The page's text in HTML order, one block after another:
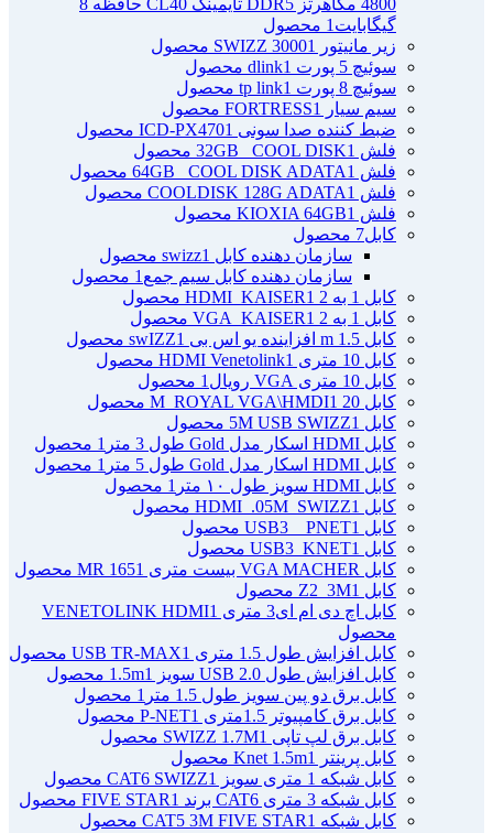
گیگابایت 1 محصول
زیر مانیتور SWIZZ 3000
1 محصول
سوئیچ 5 پورت dlink
1 محصول
سوئیچ 8 پورت tp link
1 محصول
سیم سیار FORTRESS
1 محصول
ضبط کننده صدا سونی ICD-PX470 1 محصول
فلش 32GB _COOL DISK 1 محصول
فلش 64GB _COOL DISK ADATA 1 محصول
فلش COOLDISK 128G ADATA 1 محصول
فلش KIOXIA 64GB 1 محصول
کابل7 محصول
سازمان دهنده کابل swizz 1 محصول
سازمان دهنده کابل سیم جمع 1 محصول
کابل 1 به 2 HDMI_KAISER
1 محصول
کابل 1 به 2 VGA_KAISER
1 محصول
کابل 1.5 m افزاینده یو اس بی swIZZ
1 محصول
کابل 10 متری HDMI Venetolink
1 محصول
کابل 10 متری VGA رویال
1 محصول
کابل 20 M_ROYAL VGA\HMDI
1 محصول
کابل 5M USB SWIZZ 1 محصول
کابل HDMI اسکار مدل Gold طول 3 متر
1 محصول
کابل HDMI اسکار مدل Gold طول 5 متر
1 محصول
کابل HDMI سویز طول ۱۰ متر
1 محصول
کابل HDMI_.05M_SWIZZ 1 محصول
کابل USB3 _ PNET 1 محصول
کابل USB3_KNET 1 محصول
کابل VGA MACHER بیست متری MR 165
1 محصول
کابل Z2_3M 1 محصول
کابل اچ دی ام ای3 متری VENETOLINK HDMI
1
محصول
کابل افزایش طول 1.5 متری USB TR-MAX
1 محصول
کابل افزایش طول USB 2.0 سویز 1.5m
1 محصول
کابل برق دو پین سویز طول 1.5 متر
1 محصول
کابل برق کامپیوتر 1.5ﻣﺘﺮی P-NET
1 محصول
کابل برق لپ تاپی SWIZZ 1.7M 1 محصول
کابل پرینتر Knet 1.5m
1 محصول
کابل شبکه 1 متری سویز CAT6 SWIZZ
1 محصول
کابل شبکه 3 متری CAT6 برند FIVE STAR
1 محصول
کابل شبکه CAT5 3M FIVE STAR 1 محصول